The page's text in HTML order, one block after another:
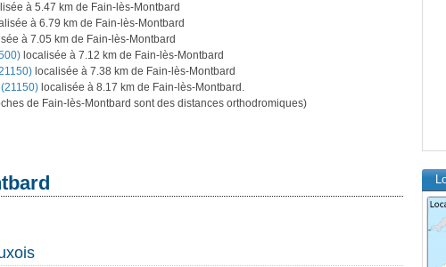
à 5.47 km de Fain-lès-Montbard
à 6.79 km de Fain-lès-Montbard
à 7.05 km de Fain-lès-Montbard
localisée à 7.12 km de Fain-lès-Montbard
localisée à 7.38 km de Fain-lès-Montbard
localisée à 8.17 km de Fain-lès-Montbard.
de Fain-lès-Montbard sont des distances orthodromiques)